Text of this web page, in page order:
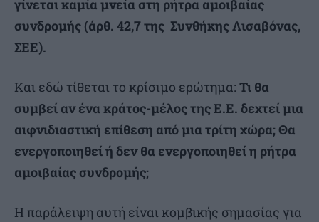
γίνεται καμία μνεία στη ρήτρα αμοιβαίας
συνδρομής (άρθ. 42,7 της Συνθήκης Λισαβόνας,
ΣΕΕ).
Και εδώ τίθεται το κρίσιμο ερώτημα: Τι θα
συμβεί αν ένα κράτος-μέλος της Ε.Ε. δεχτεί μια
αιφνιδιαστική επίθεση από μια τρίτη χώρα; Θα
ενεργοποιηθεί ή δεν θα ενεργοποιηθεί η ρήτρα
αμοιβαίας συνδρομής;
Η παράλειψη αυτή είναι κομβικής σημασίας για